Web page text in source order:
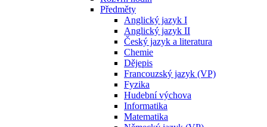
Předměty
Anglický jazyk I
Anglický jazyk II
Český jazyk a literatura
Chemie
Dějepis
Francouzský jazyk (VP)
Fyzika
Hudební výchova
Informatika
Matematika